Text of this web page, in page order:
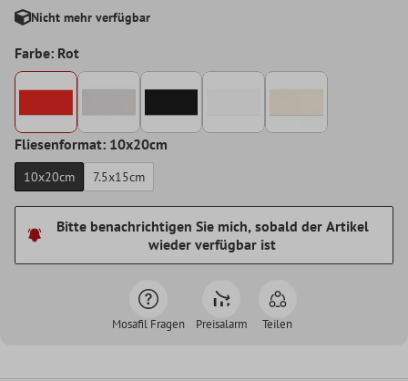
Nicht mehr verfügbar
Farbe: Rot
Fliesenformat: 10x20cm
10x20cm 7.5x15cm
Bitte benachrichtigen Sie mich, sobald der Artikel
wieder verfügbar ist
Mosafil Fragen Preisalarm Teilen